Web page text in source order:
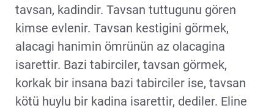
tavsan, kadindir. Tavsan tuttugunu gören
kimse evlenir. Tavsan kestigini görmek,
alacagi hanimin ömrünün az olacagina
isarettir. Bazi tabirciler, tavsan görmek,
korkak bir insana bazi tabirciler ise, tavsan
kötü huylu bir kadina isarettir, dediler. Eline